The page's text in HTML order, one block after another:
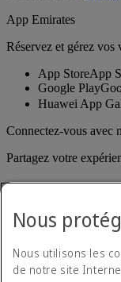
App Emirates
Réservez et gérez
App StoreApp
Google Play
Huawei App
Connectez-vous avec
Partagez votre
Nous
Nous utilisons les
de notre site